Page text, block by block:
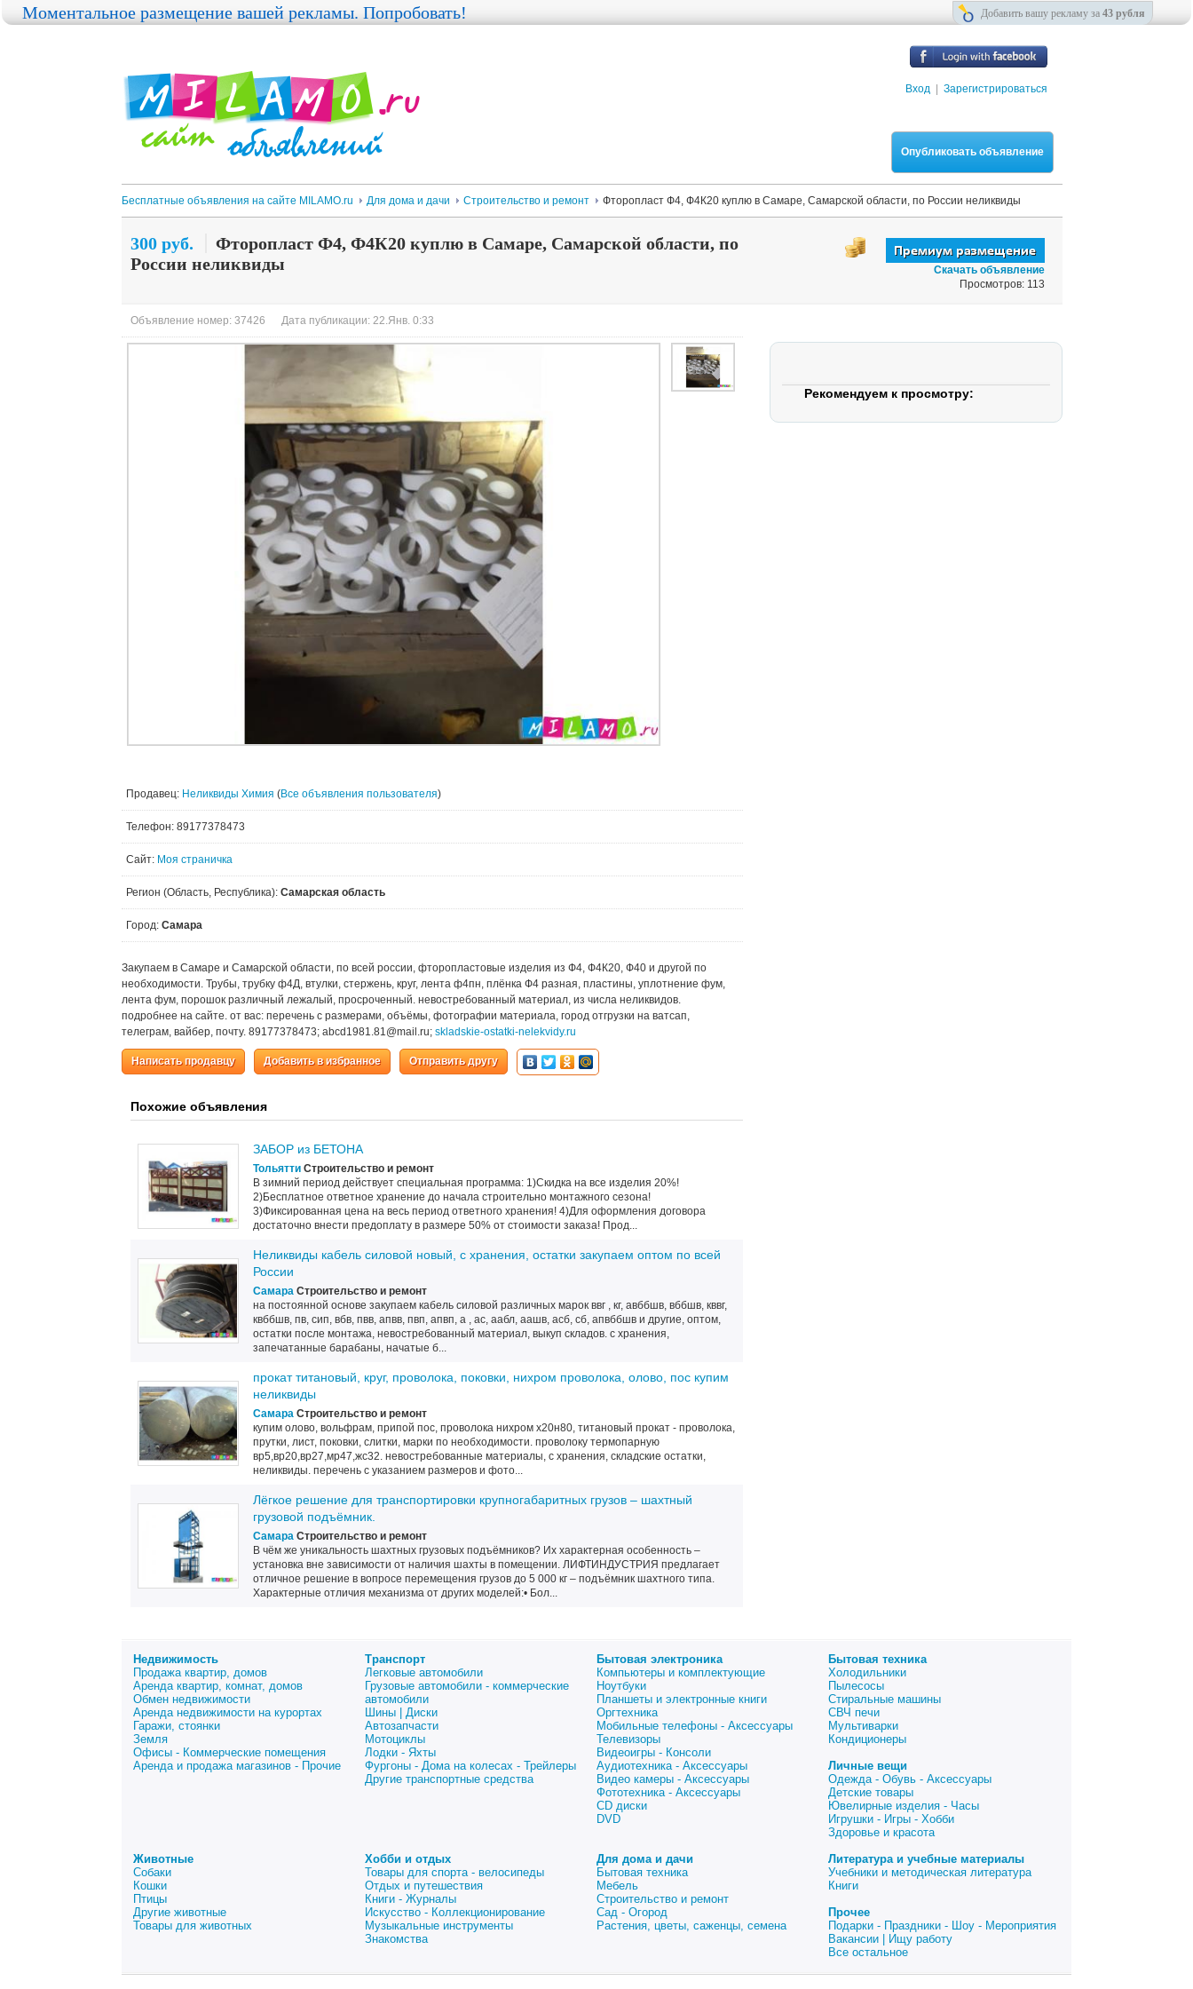
Вход Зарегистрироваться
Опубликовать объявление
Бесплатные объявления на сайте MILAMO.ru Для дома и дачи Строительство и ремонт Фторопласт Ф4, Ф4К20 куплю в Самаре, Самарской области, по России неликвиды
300 руб.
Фторопласт Ф4, Ф4К20 куплю в Самаре, Самарской области, по
России неликвиды
Скачать объявление
Просмотров: 113
Объявление номер: 37426 Дата публикации: 22.Янв. 0:33
Продавец: Неликвиды Химия (Все объявления пользователя)
Телефон: 89177378473
Сайт: Моя страничка
Регион (Область, Республика): Самарская область
Город: Самара
Закупаем в Самаре и Самарской области, по всей россии, фторопластовые изделия из Ф4, Ф4К20, Ф40 и другой по
необходимости. Трубы, трубку ф4Д, втулки, стержень, круг, лента ф4пн, плёнка Ф4 разная, пластины, уплотнение фум,
лента фум, порошок различный лежалый, просроченный. невостребованный материал, из числа неликвидов.
подробнее на сайте. от вас: перечень с размерами, объёмы, фотографии материала, город отгрузки на ватсап,
телеграм, вайбер, почту. 89177378473; abcd1981.81@mail.ru; skladskie-ostatki-nelekvidy.ru
Написать продавцу Добавить в избранное Отправить другу
Похожие объявления
ЗАБОР из БЕТОНА
Тольятти Строительство и ремонт
В зимний период действует специальная программа: 1)Скидка на все изделия 20%!
2)Бесплатное ответное хранение до начала строительно монтажного сезона!
3)Фиксированная цена на весь период ответного хранения! 4)Для оформления договора
достаточно внести предоплату в размере 50% от стоимости заказа! Прод...
Неликвиды кабель силовой новый, с хранения, остатки закупаем оптом по всей
России
Самара Строительство и ремонт
на постоянной основе закупаем кабель силовой различных марок ввг , кг, авббшв, вббшв, кввг,
квббшв, пв, сип, вбв, пвв, апвв, пвп, апвп, а , ас, аабл, аашв, асб, сб, апвббшв и другие, оптом,
остатки после монтажа, невостребованный материал, выкуп складов. с хранения,
запечатанные барабаны, начатые б...
прокат титановый, круг, проволока, поковки, нихром проволока, олово, пос купим
неликвиды
Самара Строительство и ремонт
купим олово, вольфрам, припой пос, проволока нихром х20н80, титановый прокат - проволока,
прутки, лист, поковки, слитки, марки по необходимости. проволоку термопарную
вр5,вр20,вр27,мр47,жс32. невостребованные материалы, с хранения, складские остатки,
неликвиды. перечень с указанием размеров и фото...
Лёгкое решение для транспортировки крупногабаритных грузов – шахтный
грузовой подъёмник.
Самара Строительство и ремонт
В чём же уникальность шахтных грузовых подъёмников? Их характерная особенность –
установка вне зависимости от наличия шахты в помещении. ЛИФТИНДУСТРИЯ предлагает
отличное решение в вопросе перемещения грузов до 5 000 кг – подъёмник шахтного типа.
Характерные отличия механизма от других моделей:• Бол...
Моментальное размещение вашей рекламы. Попробовать! Добавить вашу рекламу за 43 рубля
Рекомендуем к просмотру:
Недвижимость
Продажа квартир, домов
Аренда квартир, комнат, домов
Обмен недвижимости
Аренда недвижимости на курортах
Гаражи, стоянки
Земля
Офисы - Коммерческие помещения
Аренда и продажа магазинов - Прочие
Транспорт
Легковые автомобили
Грузовые автомобили - коммерческие
автомобили
Шины | Диски
Автозапчасти
Мотоциклы
Лодки - Яхты
Фургоны - Дома на колесах - Трейлеры
Другие транспортные средства
Бытовая электроника
Компьютеры и комплектующие
Ноутбуки
Планшеты и электронные книги
Оргтехника
Мобильные телефоны - Аксессуары
Телевизоры
Видеоигры - Консоли
Аудиотехника - Аксессуары
Видео камеры - Аксессуары
Фототехника - Аксессуары
CD диски
DVD
Бытовая техника
Холодильники
Пылесосы
Стиральные машины
СВЧ печи
Мультиварки
Кондиционеры
Личные вещи
Одежда - Обувь - Аксессуары
Детские товары
Ювелирные изделия - Часы
Игрушки - Игры - Хобби
Здоровье и красота
Животные
Собаки
Кошки
Птицы
Другие животные
Товары для животных
Хобби и отдых
Товары для спорта - велосипеды
Отдых и путешествия
Книги - Журналы
Искусство - Коллекционирование
Музыкальные инструменты
Знакомства
Для дома и дачи
Бытовая техника
Мебель
Строительство и ремонт
Сад - Огород
Растения, цветы, саженцы, семена
Литература и учебные материалы
Учебники и методическая литература
Книги
Прочее
Подарки - Праздники - Шоу - Мероприятия
Вакансии | Ищу работу
Все остальное